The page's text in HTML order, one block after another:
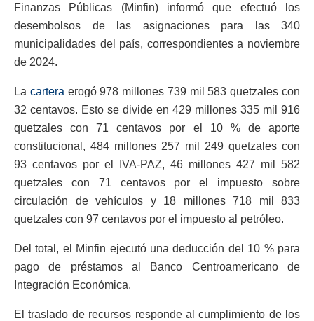
Finanzas Públicas (Minfin) informó que efectuó los
desembolsos de las asignaciones para las 340
municipalidades del país, correspondientes a noviembre
de 2024.
La cartera erogó 978 millones 739 mil 583 quetzales con
32 centavos. Esto se divide en 429 millones 335 mil 916
quetzales con 71 centavos por el 10 % de aporte
constitucional, 484 millones 257 mil 249 quetzales con
93 centavos por el IVA-PAZ, 46 millones 427 mil 582
quetzales con 71 centavos por el impuesto sobre
circulación de vehículos y 18 millones 718 mil 833
quetzales con 97 centavos por el impuesto al petróleo.
Del total, el Minfin ejecutó una deducción del 10 % para
pago de préstamos al Banco Centroamericano de
Integración Económica.
El traslado de recursos responde al cumplimiento de los